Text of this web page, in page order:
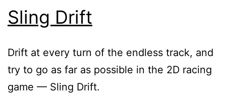
Sling Drift
Drift at every turn of the endless track, and
try to go as far as possible in the 2D racing
game — Sling Drift.